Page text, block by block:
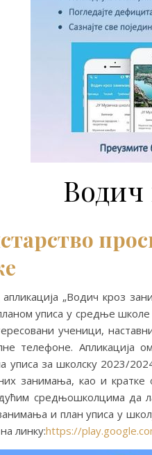
„Водич кроз
уписа у средње
ученици,
телефоне. Апликација
уписа за школску 2023/
занимања, као и
средњошколцима да
и план уписа у
линку:https://